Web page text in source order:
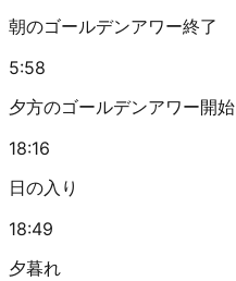
朝のゴールデンアワー終了
5:58
夕方のゴールデンアワー開始
18:16
日の入り
18:49
夕暮れ